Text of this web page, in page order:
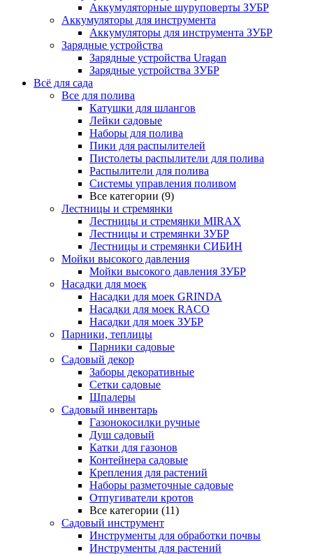
Аккумуляторные шуруповерты ЗУБР
Аккумуляторы для инструмента
Аккумуляторы для инструмента ЗУБР
Зарядные устройства
Зарядные устройства Uragan
Зарядные устройства ЗУБР
Всё для сада
Все для полива
Катушки для шлангов
Лейки садовые
Наборы для полива
Пики для распылителей
Пистолеты распылители для полива
Распылители для полива
Системы управления поливом
Все категории (9)
Лестницы и стремянки
Лестницы и стремянки MIRAX
Лестницы и стремянки ЗУБР
Лестницы и стремянки СИБИН
Мойки высокого давления
Мойки высокого давления ЗУБР
Насадки для моек
Насадки для моек GRINDA
Насадки для моек RACO
Насадки для моек ЗУБР
Парники, теплицы
Парники садовые
Садовый декор
Заборы декоративные
Сетки садовые
Шпалеры
Садовый инвентарь
Газонокосилки ручные
Душ садовый
Катки для газонов
Контейнера садовые
Крепления для растений
Наборы разметочные садовые
Отпугиватели кротов
Все категории (11)
Садовый инструмент
Инструменты для обработки почвы
Инструменты для растений